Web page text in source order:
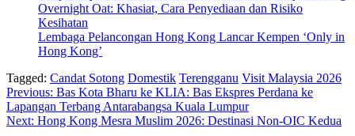
Overnight Oat: Khasiat, Cara Penyediaan dan Risiko
Kesihatan
Lembaga Pelancongan Hong Kong Lancar Kempen ‘Only in
Hong Kong’
Tagged: Candat Sotong Domestik Terengganu Visit Malaysia 2026
Post
navigation
Previous: Bas Kota Bharu ke KLIA: Bas Ekspres Perdana ke
Lapangan Terbang Antarabangsa Kuala Lumpur
Next: Hong Kong Mesra Muslim 2026: Destinasi Non-OIC Kedua